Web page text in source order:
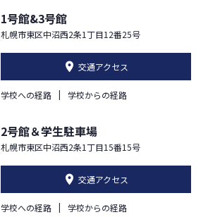
1号館&3号館
札幌市東区中沼西2条1丁目12番25号
交通アクセス
学校への経路 学校からの経路
2号館＆学生駐車場
札幌市東区中沼西2条1丁目15番15号
交通アクセス
学校への経路 学校からの経路